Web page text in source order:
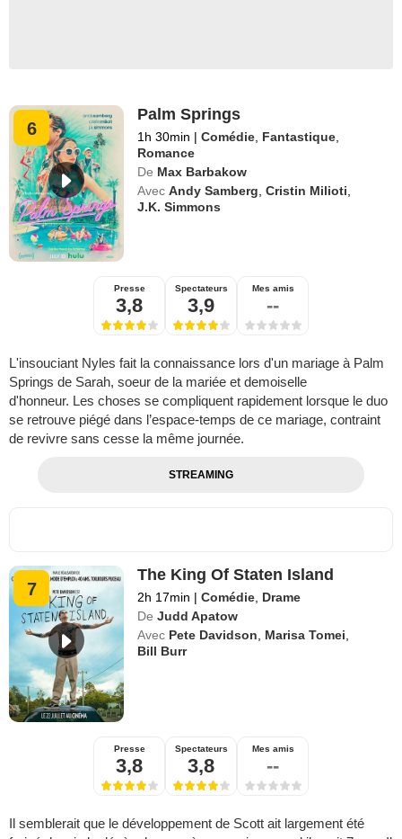
6
Palm Springs
1h 30min | Comédie Fantastique
Romance
De Max Barbakow
Avec Andy Samberg ,Cristin Milioti
J.K. Simmons
Presse
3,8
Spectateurs
3,9
Mes amis
--
L'insouciant Nyles fait la connaissance lors d'un mariage à Palm
Springs de Sarah, soeur de la mariée et demoiselle
d'honneur. Les choses se compliquent rapidement lorsque le duo
se retrouve piégé dans l’espace-temps de ce mariage, contraint
de revivre sans cesse la même journée.
STREAMING
7
The King Of Staten Island
2h 17min | Comédie Drame
De Judd Apatow
Avec Pete Davidson Marisa Tomei
Bill Burr
Presse
3,8
Spectateurs
3,8
Mes amis
--
Il semblerait que le développement de Scott ait largement été